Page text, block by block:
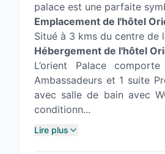
palace est une parfaite
Emplacement de l'hôtel
Situé à 3 kms du centre de
Hébergement de l'hôtel
L’orient Palace
Ambassadeurs et 1 suite
avec salle de bain avec
conditionn...
Lire plus